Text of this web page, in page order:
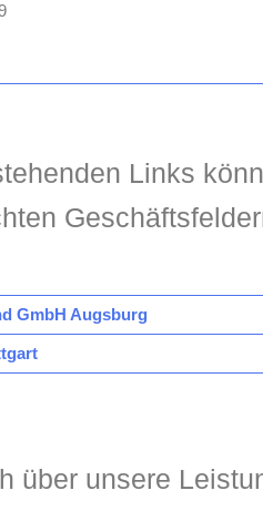
Links
GmbH Augsburg
über unsere